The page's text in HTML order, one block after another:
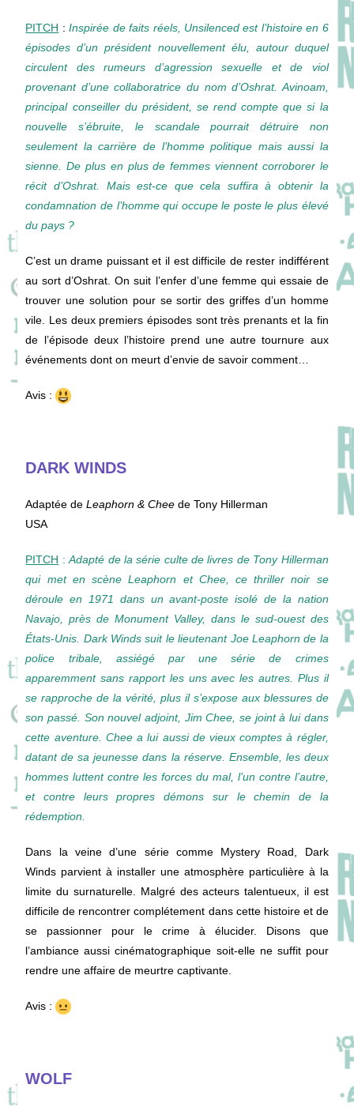
PITCH :Inspirée de faits réels, Unsilenced est l’histoire en 6
épisodes d’un président nouvellement élu, autour duquel
circulent des rumeurs d’agression sexuelle et de viol
provenant d’une collaboratrice du nom d’Oshrat. Avinoam,
principal conseiller du président, se rend compte que si la
nouvelle s’ébruite, le scandale pourrait détruire non
seulement la carrière de l’homme politique mais aussi la
sienne. De plus en plus de femmes viennent corroborer le
récit d’Oshrat. Mais est-ce que cela suffira à obtenir la
condamnation de l’homme qui occupe le poste le plus élevé
du pays ?
C’est un drame puissant et il est difficile de rester indifférent
au sort d’Oshrat. On suit l’enfer d’une femme qui essaie de
trouver une solution pour se sortir des griffes d’un homme
vile. Les deux premiers épisodes sont très prenants et la fin
de l’épisode deux l’histoire prend une autre tournure aux
événements dont on meurt d’envie de savoir comment…
Avis :
DARK WINDS
Adaptée deLeaphorn & Cheede Tony Hillerman
USA
PITCH :Adapté de la série culte de livres de Tony Hillerman
qui met en scène Leaphorn et Chee, ce thriller noir se
déroule en 1971 dans un avant-poste isolé de la nation
Navajo, près de Monument Valley, dans le sud-ouest des
États-Unis. Dark Winds suit le lieutenant Joe Leaphorn de la
police tribale, assiégé par une série de crimes
apparemment sans rapport les uns avec les autres. Plus il
se rapproche de la vérité, plus il s’expose aux blessures de
son passé. Son nouvel adjoint, Jim Chee, se joint à lui dans
cette aventure. Chee a lui aussi de vieux comptes à régler,
datant de sa jeunesse dans la réserve. Ensemble, les deux
hommes luttent contre les forces du mal, l’un contre l’autre,
et contre leurs propres démons sur le chemin de la
rédemption.
Dans la veine d’une série comme Mystery Road, Dark
Winds parvient à installer une atmosphère particulière à la
limite du surnaturelle. Malgré des acteurs talentueux, il est
difficile de rencontrer complétement dans cette histoire et de
se passionner pour le crime à élucider. Disons que
l’ambiance aussi cinématographique soit-elle ne suffit pour
rendre une affaire de meurtre captivante.
Avis :
WOLF